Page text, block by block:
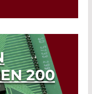
200